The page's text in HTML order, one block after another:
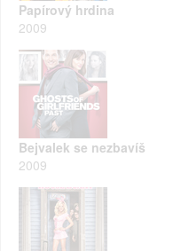
Papírový hrdina
2009
Bejvalek se nezbavíš
2009